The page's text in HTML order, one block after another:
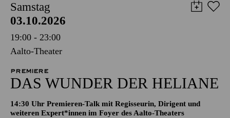
Samstag
03.10.2026
19:00 - 23:00
Aalto-Theater
PREMIERE
DAS WUNDER DER HELIANE
14:30 Uhr Premieren-Talk mit Regisseurin, Dirigent und
weiteren Expert*innen im Foyer des Aalto-Theaters